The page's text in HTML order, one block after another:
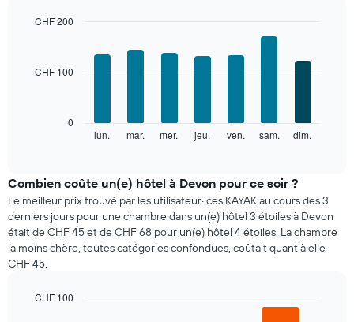
mois
graphique,
indiquent
le
graphique,
1
axe
Y
indiquent
prix
moyen
indique
prix
moyen
d'une
chambre
par
Sur
lun. mar. mer. jeu. ven. sam. dim.
0
CHF 100
CHF 200
Combien coûte un(e) hôtel à Devon pour ce soir ?
Le meilleur prix trouvé par les utilisateur·ices KAYAK au cours des 3
derniers jours pour une chambre dans un(e) hôtel 3 étoiles à Devon
était de CHF 45 et de CHF 68 pour un(e) hôtel 4 étoiles. La chambre
la moins chère, toutes catégories confondues, coûtait quant à elle
CHF 45.
CHF 100